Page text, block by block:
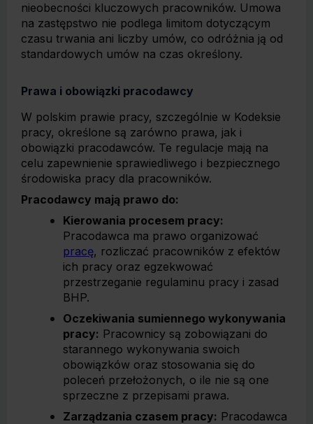
nieobecności kluczowych pracowników. Umowa
na zastępstwo nie podlega limitom dotyczącym
czasu trwania ani liczby umów, co odróżnia ją od
standardowych umów na czas określony.
Prawa i obowiązki pracodawcy
W polskim prawie pracy, szczególnie w Kodeksie
pracy, określone są zarówno prawa, jak i
obowiązki pracodawców. Te regulacje mają na
celu zapewnienie sprawiedliwego i bezpiecznego
środowiska pracy dla pracowników.
Pracodawcy mają prawo do:
Kierowania procesem pracy:
Pracodawca ma prawo organizować
pracę, rozliczać pracowników z efektów
ich pracy oraz egzekwować
przestrzeganie regulaminu pracy i zasad
BHP.
Oczekiwania sumiennego wykonywania
pracy: Pracownicy są zobowiązani do
starannego wykonywania swoich
obowiązków oraz stosowania się do
poleceń przełożonych, o ile nie są one
sprzeczne z przepisami prawa.
Zarządzania czasem pracy: Pracodawca